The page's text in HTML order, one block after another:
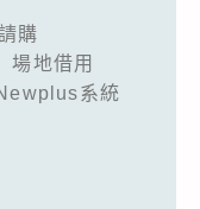
購
場地借用
系統